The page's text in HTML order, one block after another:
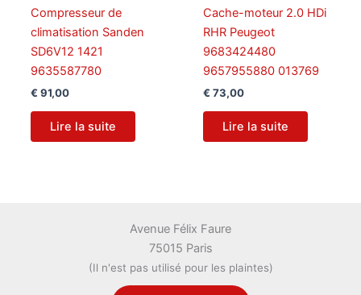
Compresseur de
climatisation Sanden
SD6V12 1421
9635587780
€ 91,00
Lire la suite
Cache-moteur 2.0 HDi
RHR Peugeot
9683424480
9657955880 013769
€ 73,00
Lire la suite
Avenue Félix Faure
75015 Paris
(Il n'est pas utilisé pour les plaintes)